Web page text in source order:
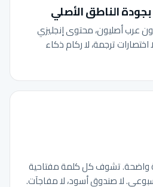
الناطق الأصلي
عرب أصليون، محتوى إنجليزي
اختصارات ترجمة، لا ركام ذكاء
واضحة. تشوف كل كلمة مفتاحية
لا صندوق أسود، لا مفاجآت.